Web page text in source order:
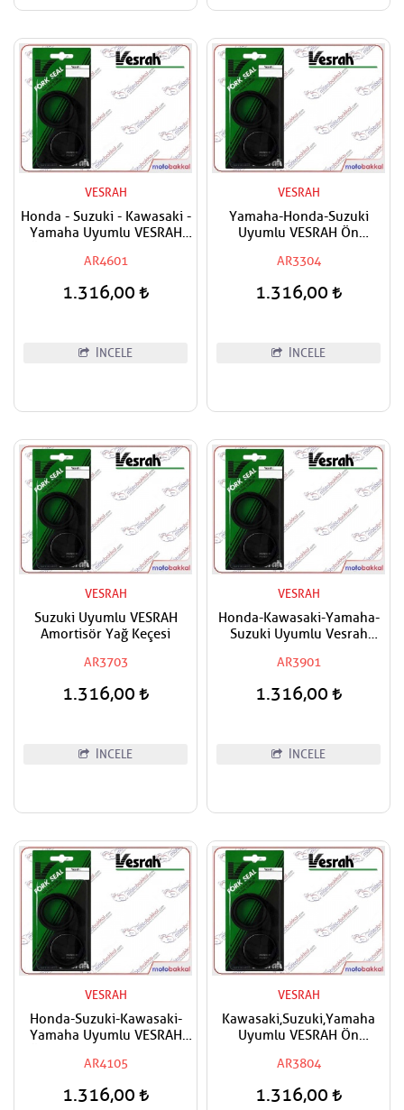
VESRAH
Honda - Suzuki - Kawasaki -
Yamaha Uyumlu VESRAH
AR4601
1.316,00
İNCELE
VESRAH
Yamaha-Honda-Suzuki
Uyumlu VESRAH Ön
33X45X8/10,5
AR3304
1.316,00
İNCELE
VESRAH
Suzuki Uyumlu VESRAH
Amortisör Yağ Keçesi
AR3703
1.316,00
İNCELE
VESRAH
Honda-Kawasaki-Yamaha-
Suzuki Uyumlu Vesrah
AR3901
1.316,00
İNCELE
VESRAH
Honda-Suzuki-Kawasaki-
Yamaha Uyumlu VESRAH
41x53x8/9,5
AR4105
1.316,00
VESRAH
Kawasaki,Suzuki,Yamaha
Uyumlu VESRAH Ön
38x50x8/9,5
AR3804
1.316,00